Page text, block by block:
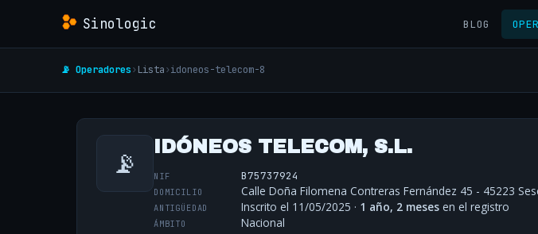
Sinologic BLOG
📡 Operadores› Lista›idoneos-telecom-8
📡 IDÓNEOS TELECOM, S.L.
NIF B75737924
DOMICILIO Calle Doña Filomena Contreras Fernández 45 - 45223
ANTIGÜEDAD Inscrito el 11/05/2025 · 1 año, 2 meses en el registro
ÁMBITO Nacional